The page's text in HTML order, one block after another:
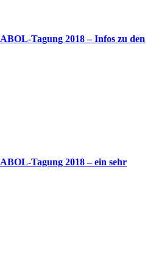
ABOL-Tagung 2018 – Infos zu den
ABOL-Tagung 2018 – ein sehr